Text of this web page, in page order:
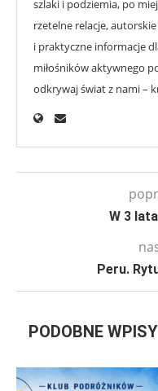
szlaki i podziemia, po
rzetelne relacje,
i praktyczne informacje
miłośników aktywnego
odkrywaj świat z nami –
W 3
Peru.
PODOBNE